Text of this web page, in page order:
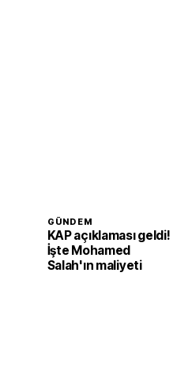
GÜNDEM
KAP açıklaması geldi!
İşte Mohamed
Salah'ın maliyeti